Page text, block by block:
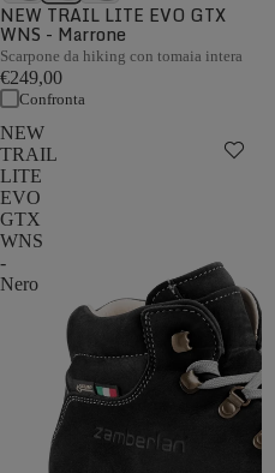
NEW TRAIL LITE EVO GTX
WNS - Marrone
Scarpone da hiking con tomaia intera
€249,00
Confronta
NEW
TRAIL
LITE
EVO
GTX
WNS
-
Nero